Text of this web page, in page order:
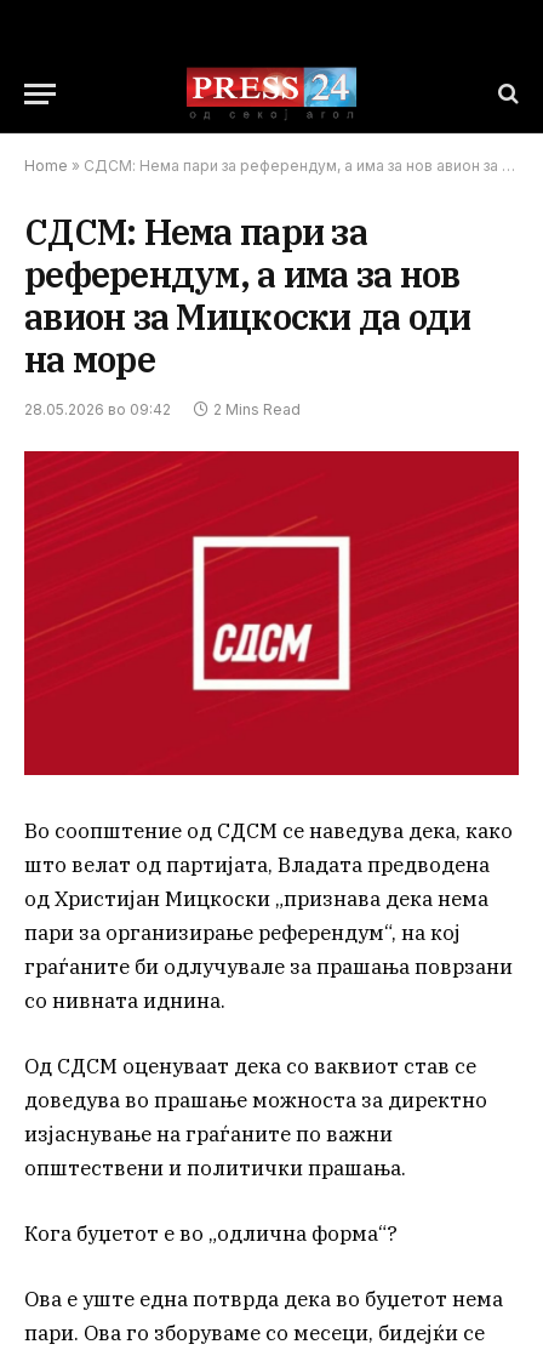
Home » СДСМ: Нема пари за референдум, а има за нов авион за Мицкоски да оди на море
СДСМ: Нема пари за
референдум, а има за нов
авион за Мицкоски да оди
на море
28.05.2026 во 09:42 2 Mins Read
Во соопштение од СДСМ се наведува дека, како
што велат од партијата, Владата предводена
од Христијан Мицкоски „признава дека нема
пари за организирање референдум“, на кој
граѓаните би одлучувале за прашања поврзани
со нивната иднина.
Од СДСМ оценуваат дека со ваквиот став се
доведува во прашање можноста за директно
изјаснување на граѓаните по важни
општествени и политички прашања.
Кога буџетот е во „одлична форма“?
Ова е уште една потврда дека во буџетот нема
пари. Ова го зборуваме со месеци, бидејќи се